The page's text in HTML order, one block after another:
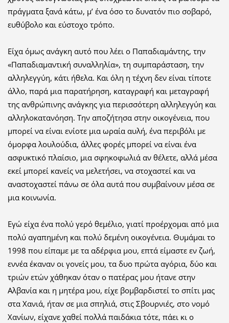
πράγματα ξανά κάτω, μ’ ένα όσο το δυνατόν πιο σοβαρό,
ευθύβολο και εύστοχο τρόπο.
Είχα όμως ανάγκη αυτό που λέει ο Παπαδιαμάντης, την
«Παπαδιαμαντική συναλληλία», τη συμπαράσταση, την
αλληλεγγύη, κάτι ήθελα. Και όλη η τέχνη δεν είναι τίποτε
άλλο, παρά μια παρατήρηση, καταγραφή και μεταγραφή
της ανθρώπινης ανάγκης για περισσότερη αλληλεγγύη και
αλληλοκατανόηση. Την αποζήτησα στην οικογένεια, που
μπορεί να είναι ενίοτε μια ωραία αυλή, ένα περιβόλι με
όμορφα λουλούδια, άλλες φορές μπορεί να είναι ένα
ασφυκτικό πλαίσιο, μια σφηκοφωλιά αν θέλετε, αλλά μέσα
εκεί μπορεί κανείς να μελετήσει, να στοχαστεί και να
αναστοχαστεί πάνω σε όλα αυτά που συμβαίνουν μέσα σε
μια κοινωνία.
Εγώ είχα ένα πολύ γερό θεμέλιο, γιατί προέρχομαι από μια
πολύ αγαπημένη και πολύ δεμένη οικογένεια. Θυμάμαι το
1998 που είπαμε με τα αδέρφια μου, επτά είμαστε εν ζωή,
εννέα έκαναν οι γονείς μου, τα δυο πρώτα αγόρια, δύο και
τριών ετών χάθηκαν όταν ο πατέρας μου ήτανε στην
Αλβανία και η μητέρα μου, είχε βομβαρδιστεί το σπίτι μας
στα Χανιά, ήταν σε μια σπηλιά, στις Σβουρνιές, στο νομό
Χανίων, είχανε χαθεί πολλά παιδάκια τότε, πάει κι ο